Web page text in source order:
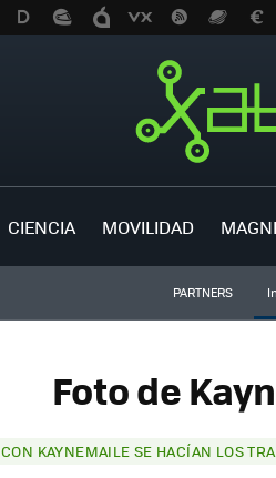
CIENCIA MOVILIDAD
PARTNERS
Foto de
CON KAYNEMAILE SE HACÍAN LOS